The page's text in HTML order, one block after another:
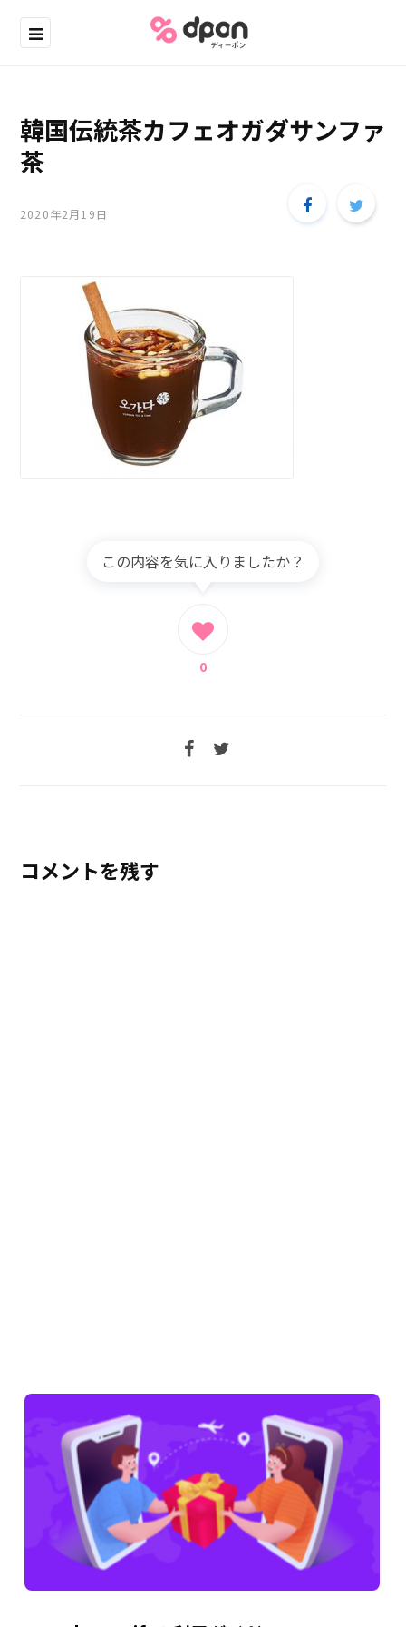
韓国伝統茶カフェオガダサンファ
茶
2020年2月19日
この内容を気に入りましたか？
0
コメントを残す